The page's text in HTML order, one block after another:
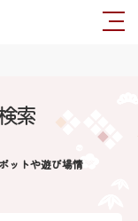
索
ットや遊び場情